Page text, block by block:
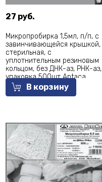
27 руб.
Микропробирка 1,5мл, п/п, с
завинчивающейся крышкой,
стерильная, с
уплотнительным резиновым
кольцом, без ДНК-аз, РНК-аз,
упаковка 500шт Aptaca
В корзину